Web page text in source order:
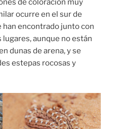
de coloración muy
ocurre en el sur de
han encontrado junto con
lugares, aunque no están
dunas de arena, y se
estepas rocosas y